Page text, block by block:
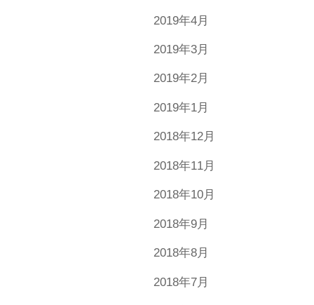
2019年4月
2019年3月
2019年2月
2019年1月
2018年12月
2018年11月
2018年10月
2018年9月
2018年8月
2018年7月